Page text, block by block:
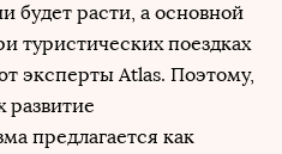
будет расти, а основной
туристических поездках
эксперты Atlas. Поэтому,
развитие
предлагается как